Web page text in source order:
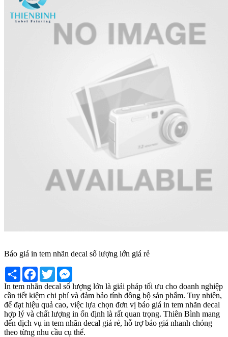
Báo giá in tem nhãn decal số lượng lớn giá rẻ
Share Facebook
Twitter
In tem nhãn decal số lượng lớn là giải pháp tối ưu cho doanh nghiệp
cần tiết kiệm chi phí và đảm bảo tính đồng bộ sản phẩm. Tuy nhiên,
để đạt hiệu quả cao, việc lựa chọn đơn vị báo giá in tem nhãn decal
hợp lý và chất lượng in ổn định là rất quan trọng. Thiên Bình mang
đến dịch vụ in tem nhãn decal giá rẻ, hỗ trợ báo giá nhanh chóng
theo từng nhu cầu cụ thể.